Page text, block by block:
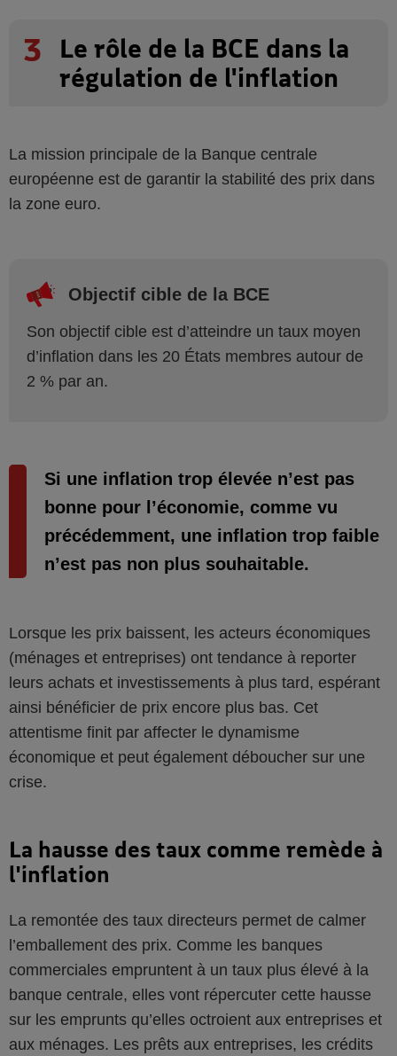
3
Le rôle de la BCE dans la
régulation de l'inflation
La mission principale de la Banque centrale
européenne est de garantir la stabilité des prix dans
la zone euro.
Objectif cible de la BCE
Son objectif cible est d’atteindre un taux moyen
d’inflation dans les 20 États membres autour de
2 % par an.
Si une inflation trop élevée n’est pas
bonne pour l’économie, comme vu
précédemment, une inflation trop faible
n’est pas non plus souhaitable.
Lorsque les prix baissent, les acteurs économiques
(ménages et entreprises) ont tendance à reporter
leurs achats et investissements à plus tard, espérant
ainsi bénéficier de prix encore plus bas. Cet
attentisme finit par affecter le dynamisme
économique et peut également déboucher sur une
crise.
La hausse des taux comme remède à
l'inflation
La remontée des taux directeurs permet de calmer
l’emballement des prix. Comme les banques
commerciales empruntent à un taux plus élevé à la
banque centrale, elles vont répercuter cette hausse
sur les emprunts qu’elles octroient aux entreprises et
aux ménages. Les prêts aux entreprises, les crédits